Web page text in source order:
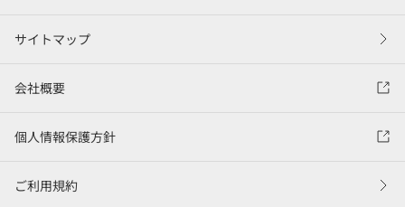
サイトマップ
会社概要
個人情報保護方針
ご利用規約